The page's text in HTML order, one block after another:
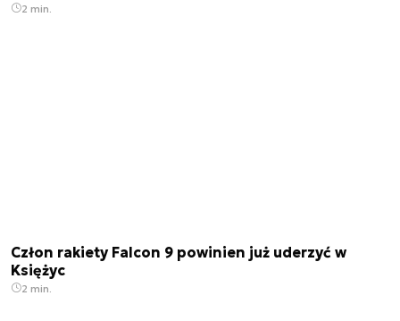
2 min.
Człon rakiety Falcon 9 powinien już uderzyć w
Księżyc
2 min.